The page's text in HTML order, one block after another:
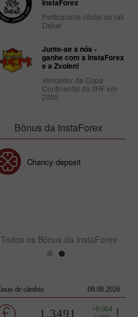
InstaForex
Participante oficial do rali
Dakar
Junte-se a nós -
ganhe com a InstaForex
e a Zvolen!
Vencedor da Copa
Continental da IIHF em
2005
Bônus da InstaForex
Chancy deposit
Todos os Bônus da InstaForex